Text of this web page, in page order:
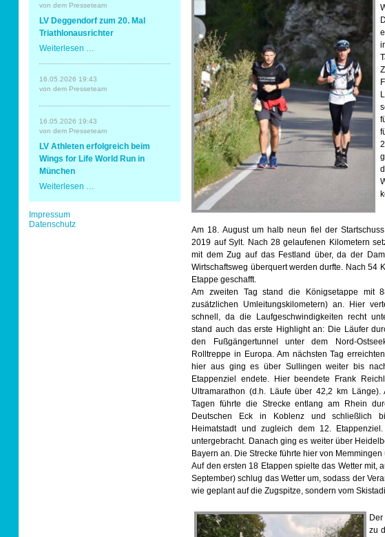
Am 18. August um halb neun fiel der
2019 auf Sylt. Nach 28 gelaufenen Kilometern
mit dem Zug auf das Festland über, da der
Wirtschaftsweg überquert werden durfte. Nach 54
Etappe geschafft.
Am zweiten Tag stand die Königsetappe mit
zusätzlichen Umleitungskilometern) an. Hier
schnell, da die Laufgeschwindigkeiten recht
stand auch das erste Highlight an: Die Läufer
den Fußgängertunnel unter dem Nord-
Rolltreppe in Europa. Am nächsten Tag
hier aus ging es über Sullingen weiter bis
Etappenziel endete. Hier beendete Frank
Ultramarathon (d.h. Läufe über 42,2 km Länge).
Tagen führte die Strecke entlang am Rhein
Deutschen Eck in Koblenz und schließlich
Heimatstadt und zugleich dem 12.
untergebracht. Danach ging es weiter über
Bayern an. Die Strecke führte hier von
Auf den ersten 18 Etappen spielte das Wetter mit,
September) schlug das Wetter um, sodass der
wie geplant auf die Zugspitze, sondern vom
zu
Erding
Spaß
und
von dem Presseteam
LV Deggendorf zum 20. Mal
Triathlonausrichter
Weiterlesen …
zum
20.
Mal
16.05.2026 19:43
von dem Presseteam
16.05.2026 19:43
von dem Presseteam
LV Athleten erfolgreich beim
Wings for Life World Run in
München
Weiterlesen …
Navigation
überspringen
Impressum
Datenschutz
Sportabzeichen
Tempo & Gymnastik